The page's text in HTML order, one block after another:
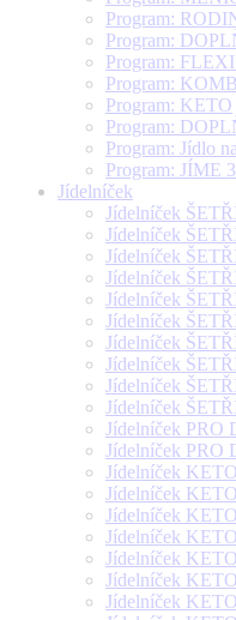
Program:
Program:
Program:
Program:
Program: KETO
Program:
Program: Jídlo
Program: JÍME
Jídelníček
Jídelníček
Jídelníček
Jídelníček
Jídelníček
Jídelníček
Jídelníček
Jídelníček
Jídelníček
Jídelníček
Jídelníček
Jídelníček PRO
Jídelníček PRO
Jídelníček
Jídelníček
Jídelníček
Jídelníček
Jídelníček
Jídelníček
Jídelníček